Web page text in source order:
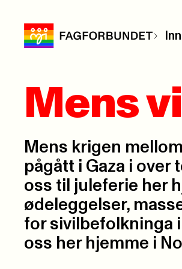
Mens
Mens krigen
pågått i Gaza i over
oss til juleferie her
ødeleggelser,
for sivilbefolkninga
oss her hjemme i